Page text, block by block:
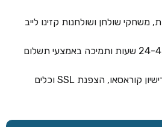
משחקי שולחן ושולחנות קזינו לייב
משיכות מהירות תוך 24-48 שעות ותמיכה באמצעי תשלום
שירות לקוחות 24/7, רישיון קוראסאו, הצפנת SSL וכלים